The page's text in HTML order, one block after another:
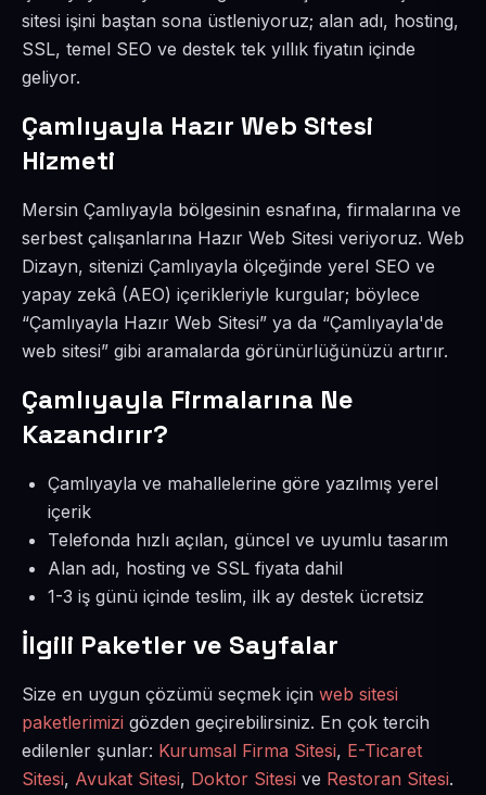
sitesi işini baştan sona üstleniyoruz; alan adı, hosting,
SSL, temel SEO ve destek tek yıllık fiyatın içinde
geliyor.
Çamlıyayla Hazır Web Sitesi
Hizmeti
Mersin Çamlıyayla bölgesinin esnafına, firmalarına ve
serbest çalışanlarına Hazır Web Sitesi veriyoruz. Web
Dizayn, sitenizi Çamlıyayla ölçeğinde yerel SEO ve
yapay zekâ (AEO) içerikleriyle kurgular; böylece
“Çamlıyayla Hazır Web Sitesi” ya da “Çamlıyayla'de
web sitesi” gibi aramalarda görünürlüğünüzü artırır.
Çamlıyayla Firmalarına Ne
Kazandırır?
Çamlıyayla ve mahallelerine göre yazılmış yerel
içerik
Telefonda hızlı açılan, güncel ve uyumlu tasarım
Alan adı, hosting ve SSL fiyata dahil
1-3 iş günü içinde teslim, ilk ay destek ücretsiz
İlgili Paketler ve Sayfalar
Size en uygun çözümü seçmek için web sitesi
paketlerimizi gözden geçirebilirsiniz. En çok tercih
edilenler şunlar: Kurumsal Firma Sitesi, E-Ticaret
Sitesi, Avukat Sitesi, Doktor Sitesi ve Restoran Sitesi.